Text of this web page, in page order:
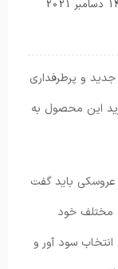
و پرطرفداری
این محصول به
عروسکی باید گفت
مختلف خود
انتخاب سود آور و